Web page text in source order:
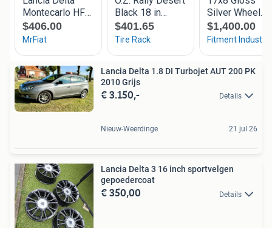
Lancia Delta 1.8 DI Turbojet AUT 200 PK
2010 Grijs
€ 3.150,- Details
Nieuw-Weerdinge 21 jul 26
Lancia Delta 3 16 inch sportvelgen
gepoedercoat
€ 350,00 Details